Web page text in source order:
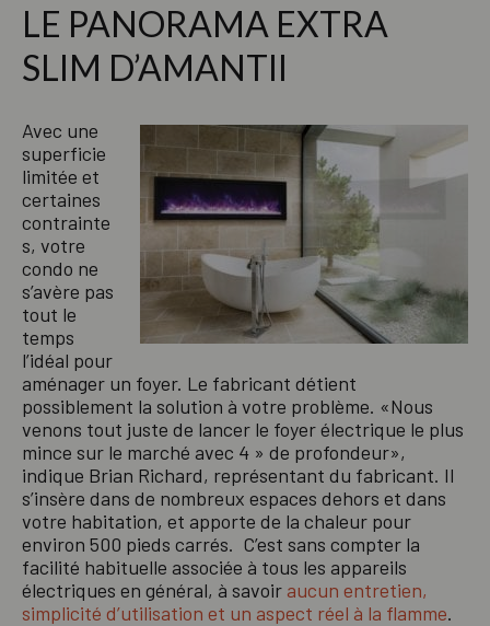
LE PANORAMA EXTRA
SLIM D’AMANTII
Avec une
superficie
limitée et
certaines
contrainte
s, votre
condo ne
s’avère pas
tout le
temps
l’idéal pour
aménager un foyer. Le fabricant détient
possiblement la solution à votre problème. «Nous
venons tout juste de lancer le foyer électrique le plus
mince sur le marché avec 4 » de profondeur»,
indique Brian Richard, représentant du fabricant. Il
s’insère dans de nombreux espaces dehors et dans
votre habitation, et apporte de la chaleur pour
environ 500 pieds carrés. C’est sans compter la
facilité habituelle associée à tous les appareils
électriques en général, à savoir aucun entretien,
simplicité d’utilisation et un aspect réel à la flamme.